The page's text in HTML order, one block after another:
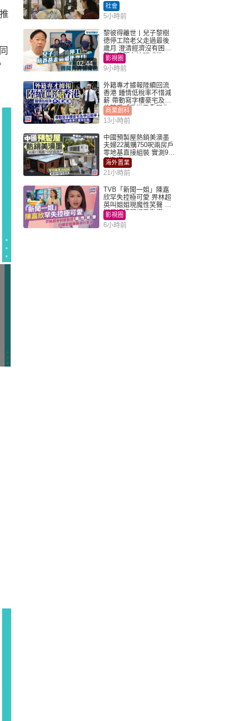
社會
5小時前
02:44
黎彼得離世丨兒子黎樹
德停工陪老父走過最後
歲月 澄清經濟沒有困
難：傳聞有誇張成份
影視圈
9小時前
外籍專才據報陸續回流
香港 鍾情低稅率不惜減
薪 帶動寫字樓豪宅及學
位競爭「香港已重現生
機」
商業創科
13小時前
中國預製屋熱銷美澳墨
夫婦22萬購750呎兩房戶
零地基直接組裝 實測9個
月激讚
海外置業
21小時前
TVB「新聞一姐」陳嘉
欣罕失控極可愛 畀林超
英叫姐姐現魔性笑聲 自
嘲是姨姨獲網民激讚
影視圈
6小時前